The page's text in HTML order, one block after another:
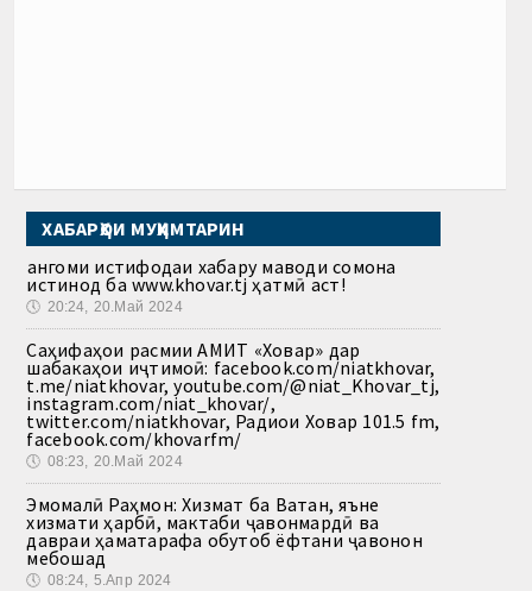
ХАБАРҲОИ МУҲИМТАРИН
Ҳангоми истифодаи хабару маводи сомона
истинод ба www.khovar.tj ҳатмӣ аст!
🕔 20:24, 20.Май 2024
Саҳифаҳои расмии АМИТ «Ховар» дар
шабакаҳои иҷтимоӣ: facebook.com/niatkhovar,
t.me/niatkhovar, youtube.com/@niat_Khovar_tj,
instagram.com/niat_khovar/,
twitter.com/niatkhovar, Радиои Ховар 101.5 fm,
facebook.com/khovarfm/
🕔 08:23, 20.Май 2024
Эмомалӣ Раҳмон: Хизмат ба Ватан, яъне
хизмати ҳарбӣ, мактаби ҷавонмардӣ ва
давраи ҳаматарафа обутоб ёфтани ҷавонон
мебошад
🕔 08:24, 5.Апр 2024